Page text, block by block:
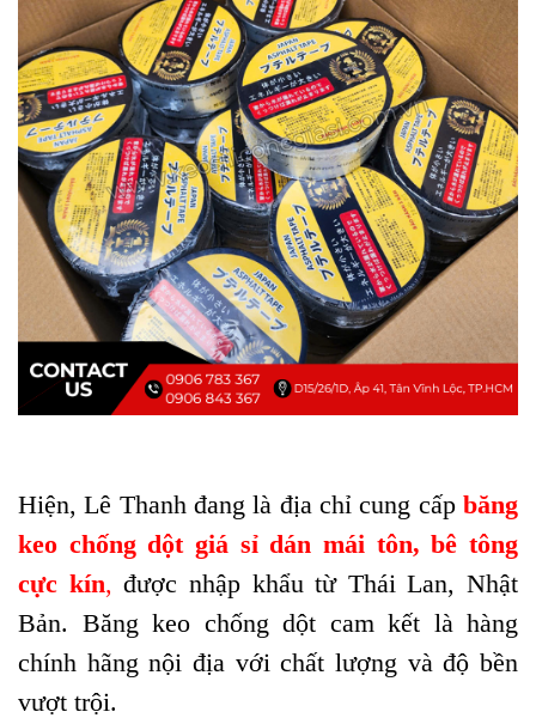
Hiện, Lê Thanh đang là địa chỉ cung cấp băng
keo chống dột giá sỉ dán mái tôn, bê tông
cực kín, được nhập khẩu từ Thái Lan, Nhật
Bản. Băng keo chống dột cam kết là hàng
chính hãng nội địa với chất lượng và độ bền
vượt trội.